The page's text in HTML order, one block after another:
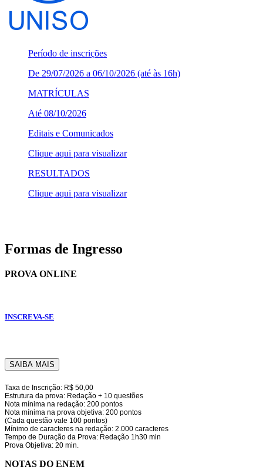
Período de inscrições
De 29/07/2026 a 06/10/2026 (até às 16h)
MATRÍCULAS
Até 08/10/2026
Editais e Comunicados
Clique aqui para visualizar
RESULTADOS
Clique aqui para visualizar
Formas de Ingresso
PROVA ONLINE
INSCREVA-SE
SAIBA MAIS
Taxa de Inscrição: R$ 50,00
Estrutura da prova: Redação + 10 questões
Nota mínima na redação: 200 pontos
Nota mínima na prova objetiva: 200 pontos
(Cada questão vale 100 pontos)
Mínimo de caracteres na redação: 2.000 caracteres
Tempo de Duração da Prova: Redação 1h30 min
Prova Objetiva: 20 min.
NOTAS DO ENEM